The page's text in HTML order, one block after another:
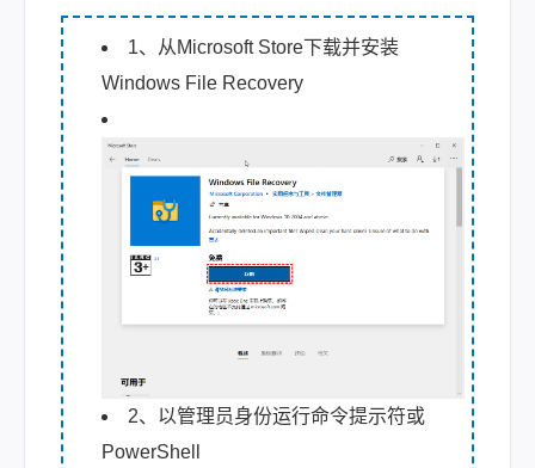
1、从Microsoft Store下载并安装
Windows File Recovery
2、以管理员身份运行命令提示符或
PowerShell